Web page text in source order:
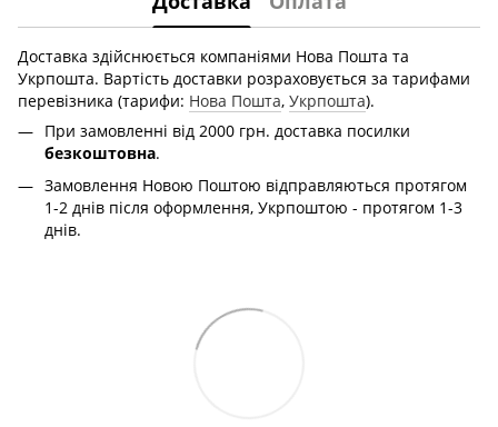
Доставка здійснюється компаніями Нова Пошта та
Укрпошта. Вартість доставки розраховується за тарифами
перевізника (тарифи: Нова Пошта, Укрпошта).
При замовленні від 2000 грн. доставка посилки
безкоштовна.
Замовлення Новою Поштою відправляються протягом
1-2 днів після оформлення, Укрпоштою - протягом 1-3
днів.